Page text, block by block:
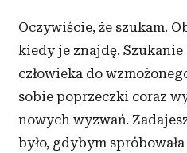
Oczywiście, że szukam.
kiedy je znajdę.
człowieka do
sobie poprzeczki coraz
nowych wyzwań.
było, gdybym